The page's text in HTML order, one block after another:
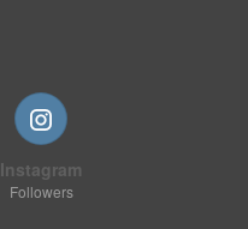
Instagram
Followers